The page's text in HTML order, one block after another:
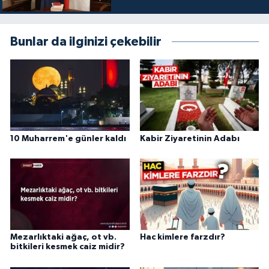
Bunlar da ilginizi çekebilir
10 Muharrem'e günler kaldı Kabir Ziyaretinin Adabı
Mezarlıktaki ağaç, ot vb.
bitkileri kesmek caiz midir?
Hac kimlere farzdır?
Gümüşhane Müftülüğü
Hakkari Müftülüğü
Hatay Müftülüğü
Iğdır Müftülüğü
Isparta Müftülüğü
İstanbul Müftülüğü
İzmir Müftülüğü
Kahramanmaraş Müftülüğü